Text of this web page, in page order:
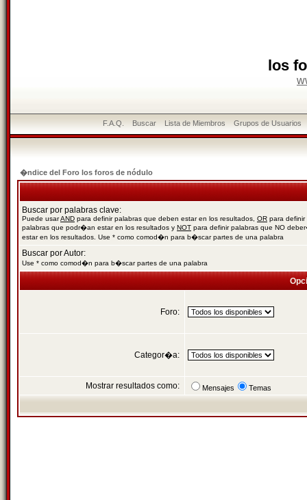
los
F.A.Q. Buscar Lista de Miembros Grupos de Usuarios
�ndice del Foro los foros de nódulo
Buscar por palabras clave:
Puede usarAND para definir palabras que deben estar en los resultados, OR para definir
palabras que podr�an estar en los resultados y NOT para definir palabras que NO
estar en los resultados. Use * como comod�n para b�scar partes de una palabra
Buscar por Autor:
Use * como comod�n para b�scar partes de una palabra
Foro:
Categor�a:
Mostrar resultados como: Mensajes Temas